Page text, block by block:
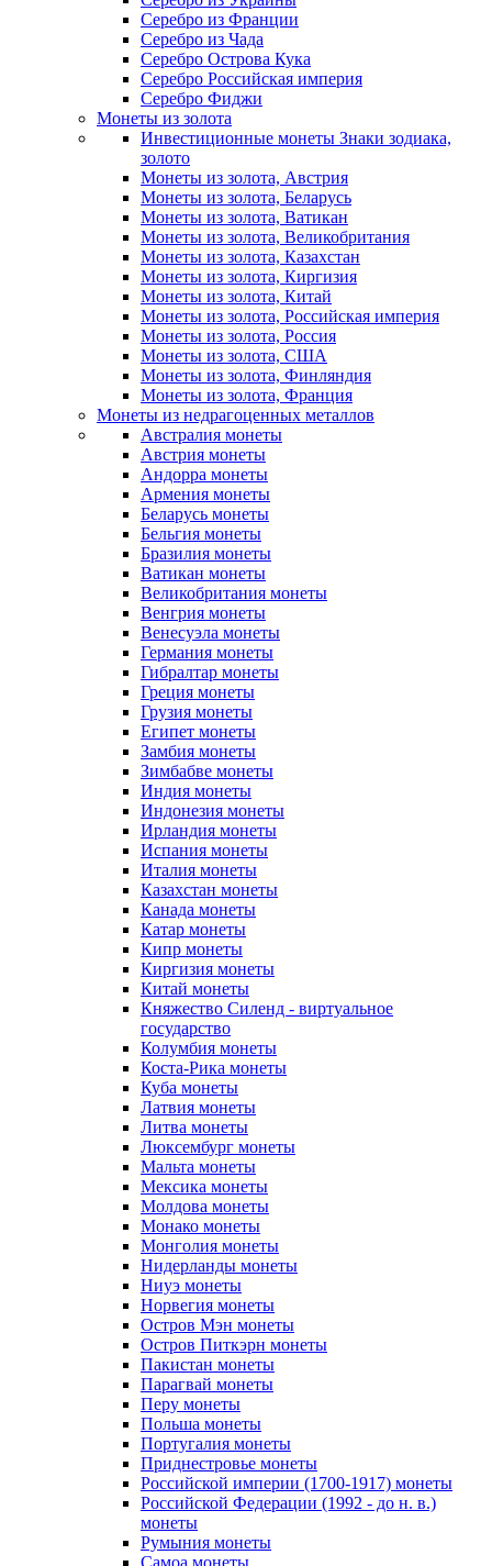
Серебро из Франции
Серебро из Чада
Серебро Острова Кука
Серебро Российская империя
Серебро Фиджи
Монеты из золота
Инвестиционные монеты Знаки зодиака,
золото
Монеты из золота, Австрия
Монеты из золота, Беларусь
Монеты из золота, Ватикан
Монеты из золота, Великобритания
Монеты из золота, Казахстан
Монеты из золота, Киргизия
Монеты из золота, Китай
Монеты из золота, Российская империя
Монеты из золота, Россия
Монеты из золота, США
Монеты из золота, Финляндия
Монеты из золота, Франция
Монеты из недрагоценных металлов
Австралия монеты
Австрия монеты
Андорра монеты
Армения монеты
Беларусь монеты
Бельгия монеты
Бразилия монеты
Ватикан монеты
Великобритания монеты
Венгрия монеты
Венесуэла монеты
Германия монеты
Гибралтар монеты
Греция монеты
Грузия монеты
Египет монеты
Замбия монеты
Зимбабве монеты
Индия монеты
Индонезия монеты
Ирландия монеты
Испания монеты
Италия монеты
Казахстан монеты
Канада монеты
Катар монеты
Кипр монеты
Киргизия монеты
Китай монеты
Княжество Силенд - виртуальное
государство
Колумбия монеты
Коста-Рика монеты
Куба монеты
Латвия монеты
Литва монеты
Люксембург монеты
Мальта монеты
Мексика монеты
Молдова монеты
Монако монеты
Монголия монеты
Нидерланды монеты
Ниуэ монеты
Норвегия монеты
Остров Мэн монеты
Остров Питкэрн монеты
Пакистан монеты
Парагвай монеты
Перу монеты
Польша монеты
Португалия монеты
Приднестровье монеты
Российской империи (1700-1917) монеты
Российской Федерации (1992 - до н. в.)
монеты
Румыния монеты
Самоа монеты